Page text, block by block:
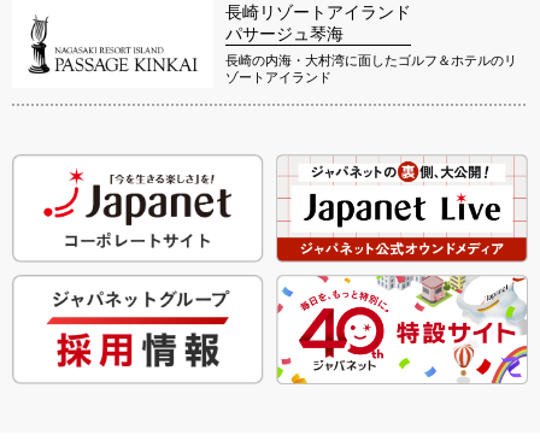
長崎リゾートアイランド
パサージュ琴海
長崎の内海・大村湾に面したゴルフ＆ホテルのリ
ゾートアイランド